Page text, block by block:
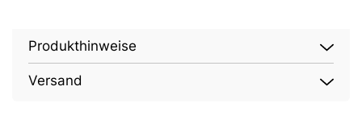
Produkthinweise
Versand